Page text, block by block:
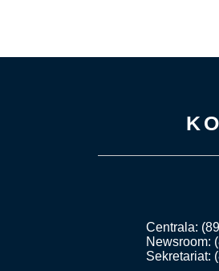
Centrala:
Newsroom:
Sekretariat: